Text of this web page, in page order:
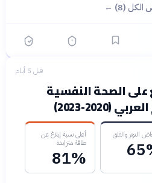
(8) ←
قبل 5 أيام
على الصحة النفسية
2023)
التوتر والقلق
أعلى نسبة إبلاغ عن
طاقة متزايدة
81%